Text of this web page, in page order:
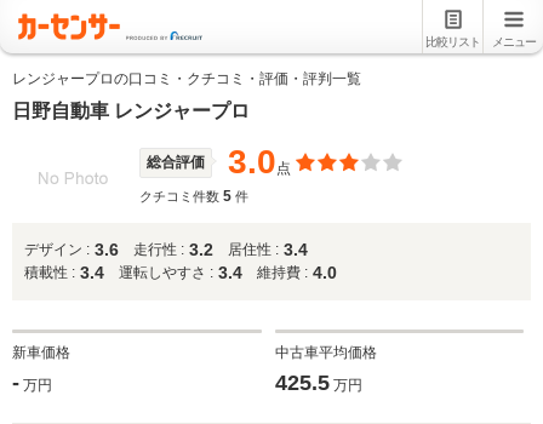
比較リスト メニュー
レンジャープロの口コミ・クチコミ・評価・評判一覧
日野自動車 レンジャープロ
総合評価 3.0点
クチコミ件数 5 件
デザイン : 3.6 走行性 : 3.2 居住性 : 3.4
積載性 : 3.4 運転しやすさ : 3.4 維持費 : 4.0
新車価格
- 万円
中古車平均価格
425.5万円